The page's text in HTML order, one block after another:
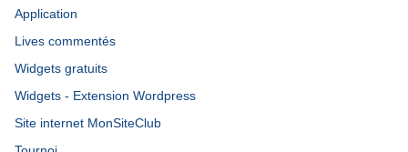
Application
Lives commentés
Widgets gratuits
Widgets - Extension Wordpress
Site internet MonSiteClub